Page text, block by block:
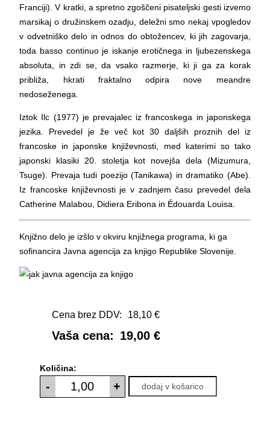
Franciji). V kratki, a spretno zgoščeni pisateljski gesti izvemo
marsikaj o družinskem ozadju, deležni smo nekaj vpogledov
v odvetniško delo in odnos do obtožencev, ki jih zagovarja,
toda basso continuo je iskanje erotičnega in ljubezenskega
absoluta, in zdi se, da vsako razmerje, ki ji ga za korak
približa, hkrati fraktalno odpira nove meandre
nedoseženega.
Iztok Ilc (1977) je prevajalec iz francoskega in japonskega
jezika. Prevedel je že več kot 30 daljših proznih del iz
francoske in japonske književnosti, med katerimi so tako
japonski klasiki 20. stoletja kot novejša dela (Mizumura,
Tsuge). Prevaja tudi poezijo (Tanikawa) in dramatiko (Abe).
Iz francoske književnosti je v zadnjem času prevedel dela
Catherine Malabou, Didiera Eribona in Édouarda Louisa.
Knjižno delo je izšlo v okviru knjižnega programa, ki ga
sofinancira Javna agencija za knjigo Republike Slovenije.
Cena brez DDV: 18,10 €
Vaša cena: 19,00 €
Količina:
- + dodaj v košarico